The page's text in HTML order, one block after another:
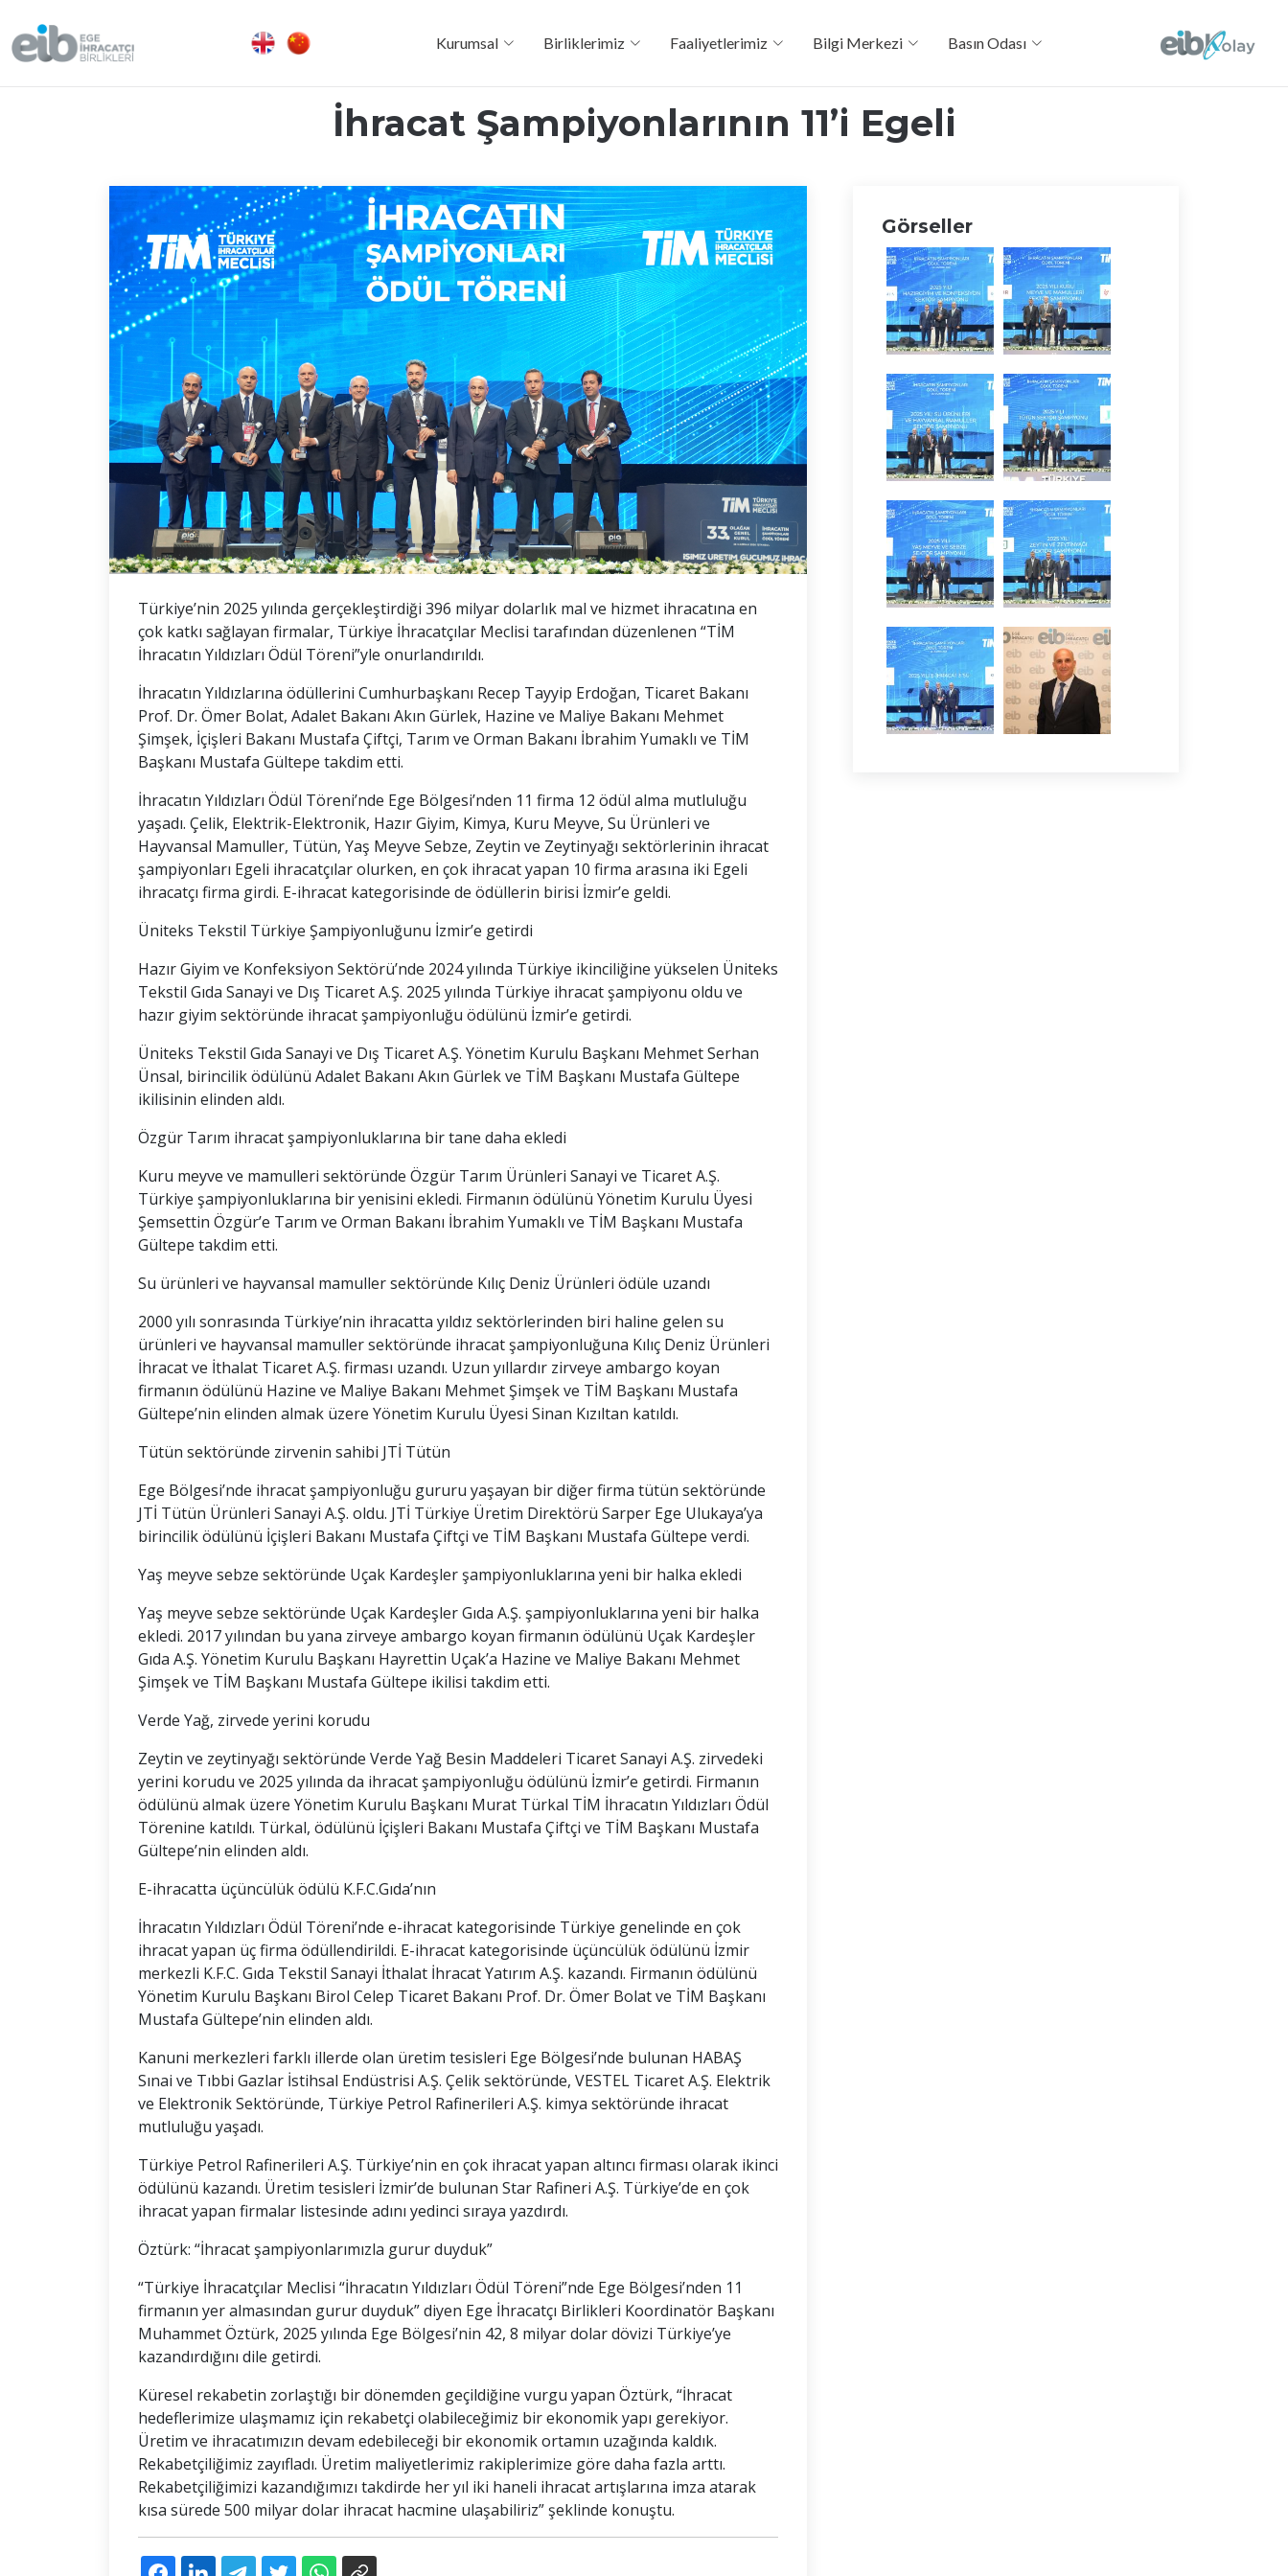
Kurumsal Birliklerimiz Faaliyetlerimiz Bilgi Merkezi Basın Odası
İhracat Şampiyonlarının 11’i Egeli
Türkiye’nin 2025 yılında gerçekleştirdiği 396 milyar dolarlık mal ve hizmet ihracatına en
çok katkı sağlayan firmalar, Türkiye İhracatçılar Meclisi tarafından düzenlenen “TİM
İhracatın Yıldızları Ödül Töreni”yle onurlandırıldı.
İhracatın Yıldızlarına ödüllerini Cumhurbaşkanı Recep Tayyip Erdoğan, Ticaret Bakanı
Prof. Dr. Ömer Bolat, Adalet Bakanı Akın Gürlek, Hazine ve Maliye Bakanı Mehmet
Şimşek, İçişleri Bakanı Mustafa Çiftçi, Tarım ve Orman Bakanı İbrahim Yumaklı ve TİM
Başkanı Mustafa Gültepe takdim etti.
İhracatın Yıldızları Ödül Töreni’nde Ege Bölgesi’nden 11 firma 12 ödül alma mutluluğu
yaşadı. Çelik, Elektrik-Elektronik, Hazır Giyim, Kimya, Kuru Meyve, Su Ürünleri ve
Hayvansal Mamuller, Tütün, Yaş Meyve Sebze, Zeytin ve Zeytinyağı sektörlerinin ihracat
şampiyonları Egeli ihracatçılar olurken, en çok ihracat yapan 10 firma arasına iki Egeli
ihracatçı firma girdi. E-ihracat kategorisinde de ödüllerin birisi İzmir’e geldi.
Üniteks Tekstil Türkiye Şampiyonluğunu İzmir’e getirdi
Hazır Giyim ve Konfeksiyon Sektörü’nde 2024 yılında Türkiye ikinciliğine yükselen Üniteks
Tekstil Gıda Sanayi ve Dış Ticaret A.Ş. 2025 yılında Türkiye ihracat şampiyonu oldu ve
hazır giyim sektöründe ihracat şampiyonluğu ödülünü İzmir’e getirdi.
Üniteks Tekstil Gıda Sanayi ve Dış Ticaret A.Ş. Yönetim Kurulu Başkanı Mehmet Serhan
Ünsal, birincilik ödülünü Adalet Bakanı Akın Gürlek ve TİM Başkanı Mustafa Gültepe
ikilisinin elinden aldı.
Özgür Tarım ihracat şampiyonluklarına bir tane daha ekledi
Kuru meyve ve mamulleri sektöründe Özgür Tarım Ürünleri Sanayi ve Ticaret A.Ş.
Türkiye şampiyonluklarına bir yenisini ekledi. Firmanın ödülünü Yönetim Kurulu Üyesi
Şemsettin Özgür’e Tarım ve Orman Bakanı İbrahim Yumaklı ve TİM Başkanı Mustafa
Gültepe takdim etti.
Su ürünleri ve hayvansal mamuller sektöründe Kılıç Deniz Ürünleri ödüle uzandı
2000 yılı sonrasında Türkiye’nin ihracatta yıldız sektörlerinden biri haline gelen su
ürünleri ve hayvansal mamuller sektöründe ihracat şampiyonluğuna Kılıç Deniz Ürünleri
İhracat ve İthalat Ticaret A.Ş. firması uzandı. Uzun yıllardır zirveye ambargo koyan
firmanın ödülünü Hazine ve Maliye Bakanı Mehmet Şimşek ve TİM Başkanı Mustafa
Gültepe’nin elinden almak üzere Yönetim Kurulu Üyesi Sinan Kızıltan katıldı.
Tütün sektöründe zirvenin sahibi JTİ Tütün
Ege Bölgesi’nde ihracat şampiyonluğu gururu yaşayan bir diğer firma tütün sektöründe
JTİ Tütün Ürünleri Sanayi A.Ş. oldu. JTİ Türkiye Üretim Direktörü Sarper Ege Ulukaya’ya
birincilik ödülünü İçişleri Bakanı Mustafa Çiftçi ve TİM Başkanı Mustafa Gültepe verdi.
Yaş meyve sebze sektöründe Uçak Kardeşler şampiyonluklarına yeni bir halka ekledi
Yaş meyve sebze sektöründe Uçak Kardeşler Gıda A.Ş. şampiyonluklarına yeni bir halka
ekledi. 2017 yılından bu yana zirveye ambargo koyan firmanın ödülünü Uçak Kardeşler
Gıda A.Ş. Yönetim Kurulu Başkanı Hayrettin Uçak’a Hazine ve Maliye Bakanı Mehmet
Şimşek ve TİM Başkanı Mustafa Gültepe ikilisi takdim etti.
Verde Yağ, zirvede yerini korudu
Zeytin ve zeytinyağı sektöründe Verde Yağ Besin Maddeleri Ticaret Sanayi A.Ş. zirvedeki
yerini korudu ve 2025 yılında da ihracat şampiyonluğu ödülünü İzmir’e getirdi. Firmanın
ödülünü almak üzere Yönetim Kurulu Başkanı Murat Türkal TİM İhracatın Yıldızları Ödül
Törenine katıldı. Türkal, ödülünü İçişleri Bakanı Mustafa Çiftçi ve TİM Başkanı Mustafa
Gültepe’nin elinden aldı.
E-ihracatta üçüncülük ödülü K.F.C.Gıda’nın
İhracatın Yıldızları Ödül Töreni’nde e-ihracat kategorisinde Türkiye genelinde en çok
ihracat yapan üç firma ödüllendirildi. E-ihracat kategorisinde üçüncülük ödülünü İzmir
merkezli K.F.C. Gıda Tekstil Sanayi İthalat İhracat Yatırım A.Ş. kazandı. Firmanın ödülünü
Yönetim Kurulu Başkanı Birol Celep Ticaret Bakanı Prof. Dr. Ömer Bolat ve TİM Başkanı
Mustafa Gültepe’nin elinden aldı.
Kanuni merkezleri farklı illerde olan üretim tesisleri Ege Bölgesi’nde bulunan HABAŞ
Sınai ve Tıbbi Gazlar İstihsal Endüstrisi A.Ş. Çelik sektöründe, VESTEL Ticaret A.Ş. Elektrik
ve Elektronik Sektöründe, Türkiye Petrol Rafinerileri A.Ş. kimya sektöründe ihracat
mutluluğu yaşadı.
Türkiye Petrol Rafinerileri A.Ş. Türkiye’nin en çok ihracat yapan altıncı firması olarak ikinci
ödülünü kazandı. Üretim tesisleri İzmir’de bulunan Star Rafineri A.Ş. Türkiye’de en çok
ihracat yapan firmalar listesinde adını yedinci sıraya yazdırdı.
Öztürk: “İhracat şampiyonlarımızla gurur duyduk”
“Türkiye İhracatçılar Meclisi “İhracatın Yıldızları Ödül Töreni”nde Ege Bölgesi’nden 11
firmanın yer almasından gurur duyduk” diyen Ege İhracatçı Birlikleri Koordinatör Başkanı
Muhammet Öztürk, 2025 yılında Ege Bölgesi’nin 42, 8 milyar dolar dövizi Türkiye’ye
kazandırdığını dile getirdi.
Küresel rekabetin zorlaştığı bir dönemden geçildiğine vurgu yapan Öztürk, “İhracat
hedeflerimize ulaşmamız için rekabetçi olabileceğimiz bir ekonomik yapı gerekiyor.
Üretim ve ihracatımızın devam edebileceği bir ekonomik ortamın uzağında kaldık.
Rekabetçiliğimiz zayıfladı. Üretim maliyetlerimiz rakiplerimize göre daha fazla arttı.
Rekabetçiliğimizi kazandığımızı takdirde her yıl iki haneli ihracat artışlarına imza atarak
kısa sürede 500 milyar dolar ihracat hacmine ulaşabiliriz” şeklinde konuştu.
Görseller